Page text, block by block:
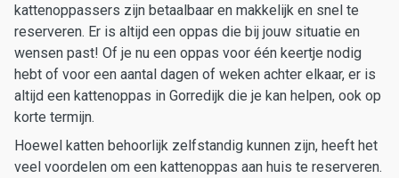
kattenoppassers zijn betaalbaar en makkelijk en snel te
reserveren. Er is altijd een oppas die bij jouw situatie en
wensen past! Of je nu een oppas voor één keertje nodig
hebt of voor een aantal dagen of weken achter elkaar, er is
altijd een kattenoppas in Gorredijk die je kan helpen, ook op
korte termijn.
Hoewel katten behoorlijk zelfstandig kunnen zijn, heeft het
veel voordelen om een kattenoppas aan huis te reserveren.